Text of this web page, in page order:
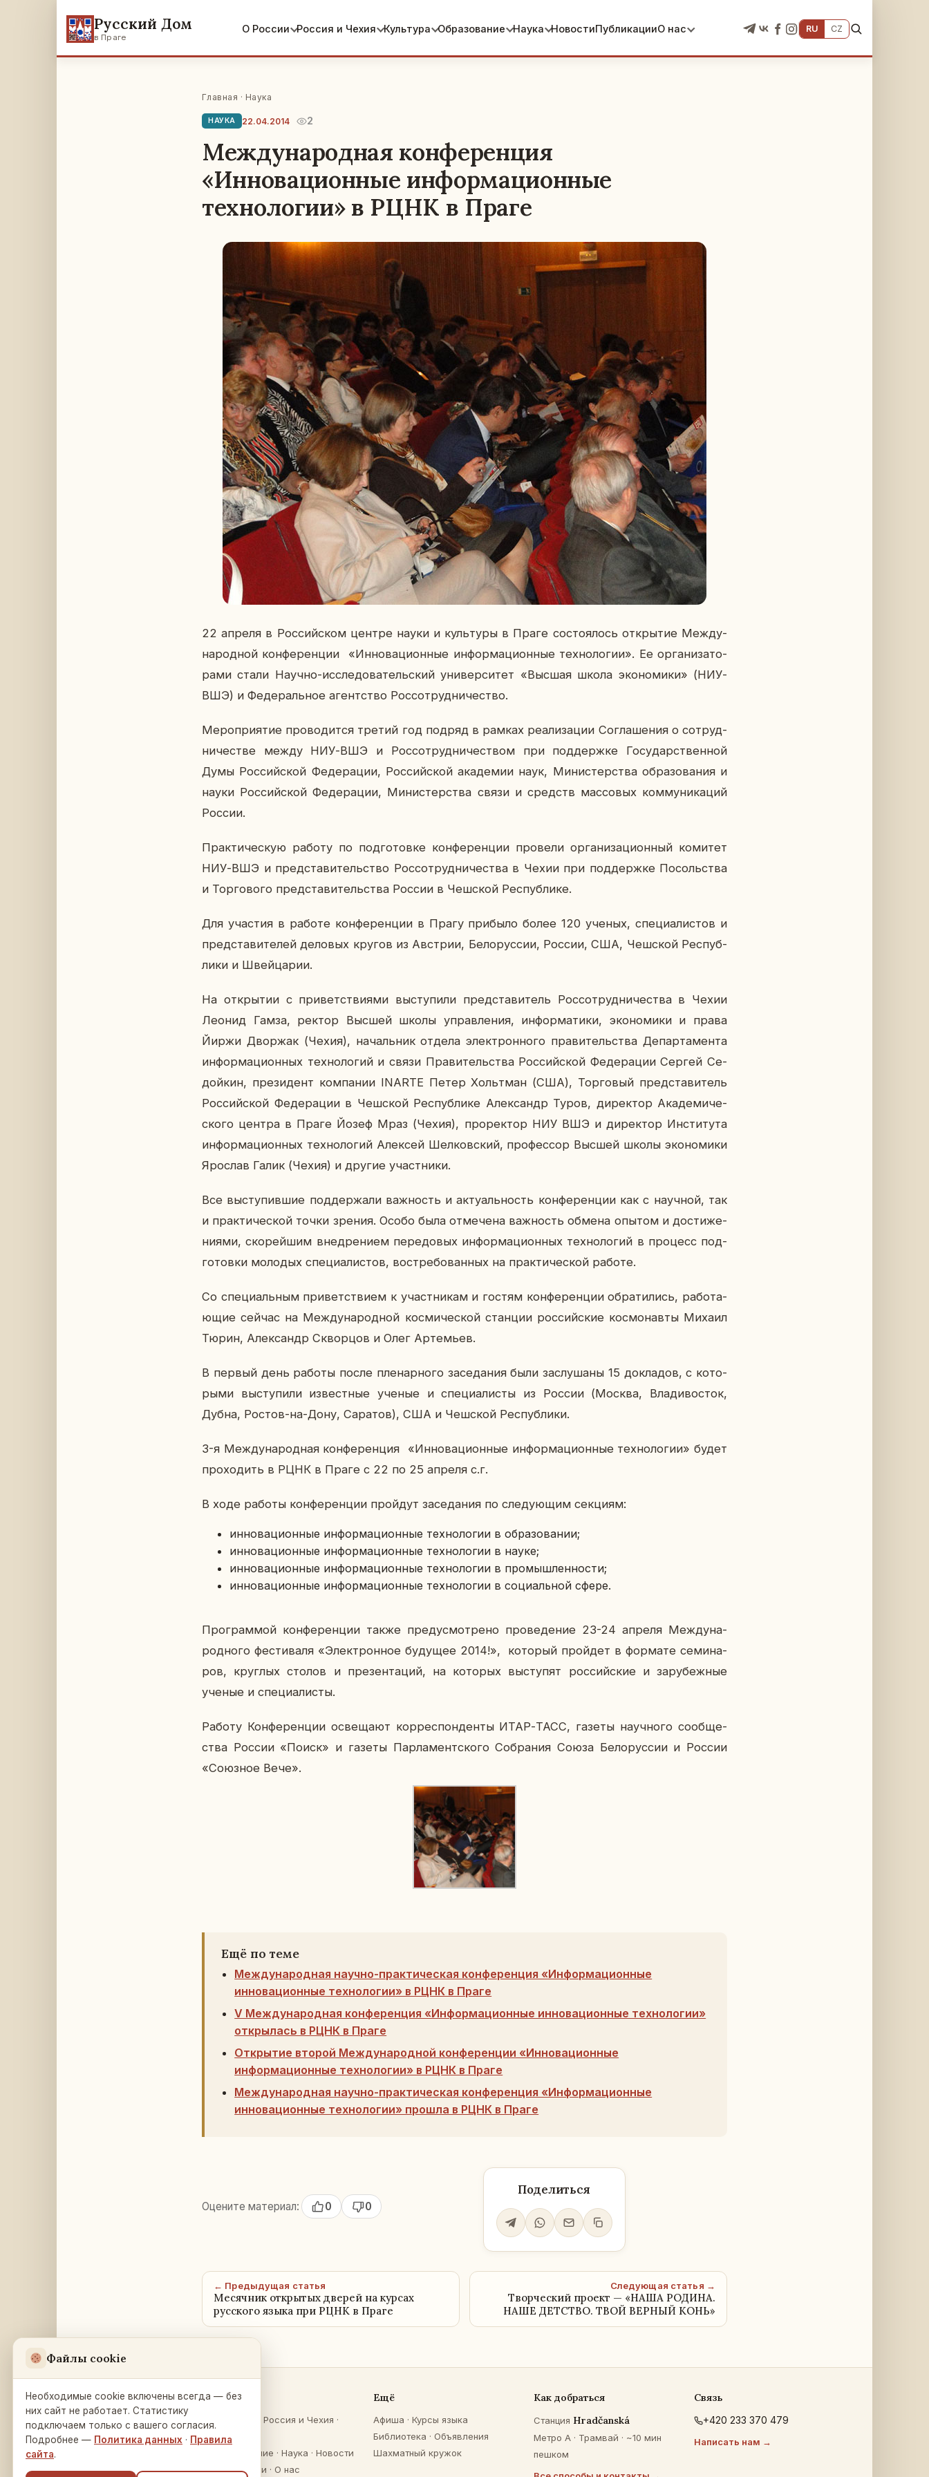
Русский Дом
в Праге
О России Россия и Чехия Культура Образование Наука НовостиПубликацииО нас RU CZ
Главная · Наука
НАУКА 22.04.2014 2
Международная конференция
«Инновационные информационные
технологии» в РЦНК в Праге
22 апреля в Рос­сий­ском центре науки и куль­ту­ры в Праге со­сто­я­лось от­кры­тие Меж­ду­
на­род­ной кон­фе­рен­ции «Ин­но­ва­ци­он­ные ин­фор­ма­ци­он­ные тех­но­ло­гии». Ее ор­га­ни­за­то­
ра­ми стали Научно-ис­сле­до­ва­тель­скийуни­вер­си­тет «Высшая школа эко­но­ми­ки» (НИУ-
ВШЭ) и Фе­де­раль­ное агент­ство Рос­со­труд­ни­че­ство.
Ме­ро­при­я­тие про­во­дит­ся третий год подряд в рамках ре­а­ли­за­ции Со­гла­ше­ния о со­труд­
ни­че­стве между НИУ-ВШЭ и Рос­со­труд­ни­че­ством при под­держ­ке Го­су­дар­ствен­ной
Думы Рос­сий­ской Фе­де­ра­ции, Рос­сий­ской ака­де­мии наук, Ми­ни­стер­ства об­ра­зо­ва­ния и
науки Рос­сий­ской Фе­де­ра­ции, Ми­ни­стер­ства связи и средств мас­со­вых ком­му­ни­ка­ций
России.
Прак­ти­че­скую работу по под­го­тов­ке кон­фе­рен­ции про­ве­ли ор­га­ни­за­ци­он­ный ко­ми­тет
НИУ-ВШЭ и пред­ста­ви­тель­ство Рос­со­труд­ни­че­ства в Чехии при под­держ­ке По­соль­ства
и Тор­го­во­го пред­ста­ви­тель­ства России в Чеш­ской Рес­пуб­ли­ке.
Для уча­стия в работе кон­фе­рен­ции в Прагу при­бы­ло более 120 ученых, спе­ци­а­ли­стов и
пред­ста­ви­те­лей де­ло­вых кругов из Ав­стрии, Бе­ло­рус­сии, России, США, Чеш­ской Рес­пуб­
ли­ки и Швей­ца­рии.
На от­кры­тии с при­вет­стви­я­ми вы­сту­пи­ли пред­ста­ви­тель Рос­со­труд­ни­че­ства в Чехии
Леонид Гамза, ректор Высшей школы управ­ле­ния, ин­фор­ма­ти­ки, эко­но­ми­ки и права
Йиржи Двор­жак (Чехия), на­чаль­ник отдела элек­трон­но­го пра­ви­тель­ства Де­пар­та­мен­та
ин­фор­ма­ци­он­ных тех­но­ло­гий и связи Пра­ви­тель­ства Рос­сий­ской Фе­де­ра­ции Сергей Се­
дой­кин, пре­зи­дент ком­па­нии INARTE Петер Хольт­ман (США), Тор­го­вый пред­ста­ви­тель
Рос­сий­ской Фе­де­ра­ции в Чеш­ской Рес­пуб­ли­ке Алек­сандр Туров, ди­рек­тор Ака­де­ми­че­
ско­го центра в Праге Йозеф Мраз (Чехия), про­рек­тор НИУ ВШЭ и ди­рек­тор Ин­сти­ту­та
ин­фор­ма­ци­он­ных тех­но­ло­гий Алек­сей Шел­ков­ский, про­фес­сор Высшей школы эко­но­ми­ки
Яро­слав Галик (Чехия) и другие участ­ни­ки.
Все вы­сту­пив­шие под­дер­жа­ли важ­ность и ак­ту­аль­ность кон­фе­рен­ции как с на­уч­ной, так
и прак­ти­че­ской точки зрения. Особо была от­ме­че­на важ­ность обмена опытом и до­сти­же­
ни­я­ми, ско­рей­шим внед­ре­ни­ем пе­ре­до­вых ин­фор­ма­ци­он­ных тех­но­ло­гий в про­цесс под­
го­тов­ки мо­ло­дых спе­ци­а­ли­стов, вос­тре­бо­ван­ных на прак­ти­че­ской работе.
Со спе­ци­аль­ным при­вет­стви­ем к участ­ни­кам и гостям кон­фе­рен­ции об­ра­ти­лись, ра­бо­та­
ю­щие сейчас на Меж­ду­на­род­ной кос­ми­че­ской стан­ции рос­сий­ские кос­мо­нав­ты Михаил
Тюрин, Алек­сандр Сквор­цов и Олег Ар­те­мьев.
В первый день работы после пле­нар­но­го за­се­да­ния были за­слу­ша­ны 15 до­кла­дов, с ко­то­
ры­ми вы­сту­пи­ли из­вест­ные ученые и спе­ци­а­ли­сты из России (Москва, Вла­ди­во­сток,
Дубна, Ростов-на-Дону, Са­ра­тов), США и Чеш­ской Рес­пуб­ли­ки.
3-я Меж­ду­на­род­ная кон­фе­рен­ция «Ин­но­ва­ци­он­ные ин­фор­ма­ци­он­ные тех­но­ло­гии» будет
про­хо­дить в РЦНК в Праге с 22 по 25 апреля с.г.
В ходе работы кон­фе­рен­ции прой­дут за­се­да­ния по сле­ду­ю­щим сек­ци­ям:
ин­но­ва­ци­он­ные ин­фор­ма­ци­он­ные тех­но­ло­гии в об­ра­зо­ва­нии;
ин­но­ва­ци­он­ные ин­фор­ма­ци­он­ные тех­но­ло­гии в науке;
ин­но­ва­ци­он­ные ин­фор­ма­ци­он­ные тех­но­ло­гии в про­мыш­лен­но­сти;
ин­но­ва­ци­он­ные ин­фор­ма­ци­он­ные тех­но­ло­гии в со­ци­аль­ной сфере.
Про­грам­мой кон­фе­рен­ции также преду­смот­ре­но про­ве­де­ние 23-24 апреля Меж­ду­на­
род­но­го фе­сти­ва­ля «Элек­трон­ное бу­ду­щее 2014!», ко­то­рый прой­дет в фор­ма­те се­ми­на­
ров, круг­лых столов и пре­зен­та­ций, на ко­то­рых вы­сту­пят рос­сий­ские и за­ру­беж­ные
ученые и спе­ци­а­ли­сты.
Работу Кон­фе­рен­ции осве­ща­ют кор­ре­спон­ден­ты ИТАР-ТАСС, газеты на­уч­но­го со­об­ще­
ства России «Поиск» и газеты Пар­ла­мент­ско­го Со­бра­ния Союза Бе­ло­рус­сии и России
«Со­юз­ное Вече».
Ещё по теме
Международная научно-практическая конференция «Информационные
инновационные технологии» в РЦНК в Праге
V Международная конференция «Информационные инновационные технологии»
открылась в РЦНК в Праге
Открытие второй Международной конференции «Инновационные
информационные технологии» в РЦНК в Праге
Международная научно-практическая конференция «Информационные
инновационные технологии» прошла в РЦНК в Праге
Оцените материал: 0 0
Поделиться
← Предыдущая статья
Месячник открытых дверей на курсах
русского языка при РЦНК в Праге
Следующая статья →
Творческий проект — «НАША РОДИНА.
НАШЕ ДЕТСТВО. ТВОЙ ВЕРНЫЙ КОНЬ»
Русский Дом
в Праге
Na Zátorce 16
Разделы
Россия и Чехия ·
Культура
Образование · Наука · Новости
Публикации · О нас
Ещё
Афиша · Курсы языка
Библиотека · Объявления
Шахматный кружок
Как добраться
Станция Hradčanská
Метро A · Трамвай · ~10 мин
пешком
Связь
+420 233 370 479
Написать нам →
Файлы cookie
Необходимые cookie включены всегда — без
них сайт не работает. Статистику
подключаем только с вашего согласия.
Подробнее — Политика данных · Правила
сайта.